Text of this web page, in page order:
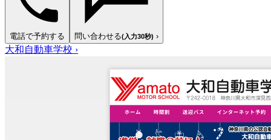
電話で予約する 問い合わせる(入力30秒) ›
大和自動車学校 ›